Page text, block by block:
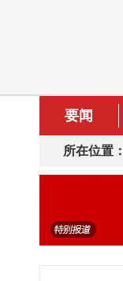
要闻
所在位置：